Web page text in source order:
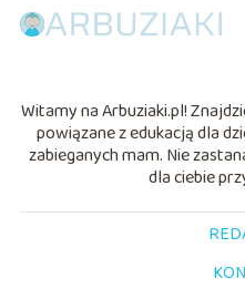
Witamy na Arbuziaki.pl!
powiązane z edukacją dla
zabieganych mam. Nie
dla ciebie